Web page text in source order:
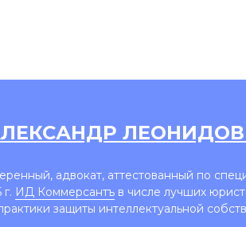
адвокат, аттестованный по
ИД Коммерсантъ в числе лучших
защиты интеллектуальной